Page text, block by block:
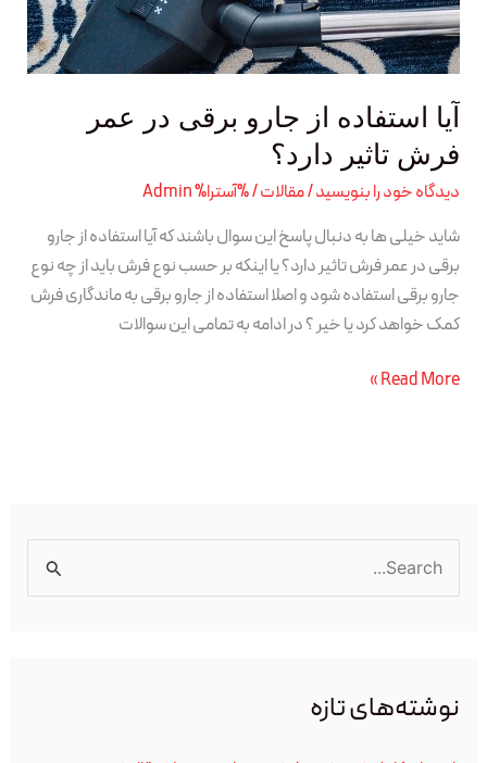
آیا استفاده از جارو برقی در عمر
فرش تاثیر دارد؟
دیدگاه‌ خود را بنویسید/مقالات/ %آسترا%Admin
شاید خیلی ها به دنبال پاسخ این سوال باشند که آیا استفاده از جارو
برقی در عمر فرش تاثیر دارد؟ یا اینکه بر حسب نوع فرش باید از چه نوع
جارو برقی استفاده شود و اصلا استفاده از جارو برقی به ماندگاری فرش
کمک خواهد کرد یا خیر ؟ در ادامه به تمامی این سوالات
در
عمر
فرش
تاثیر
دارد؟
Read More »
و
نوشته‌های تازه